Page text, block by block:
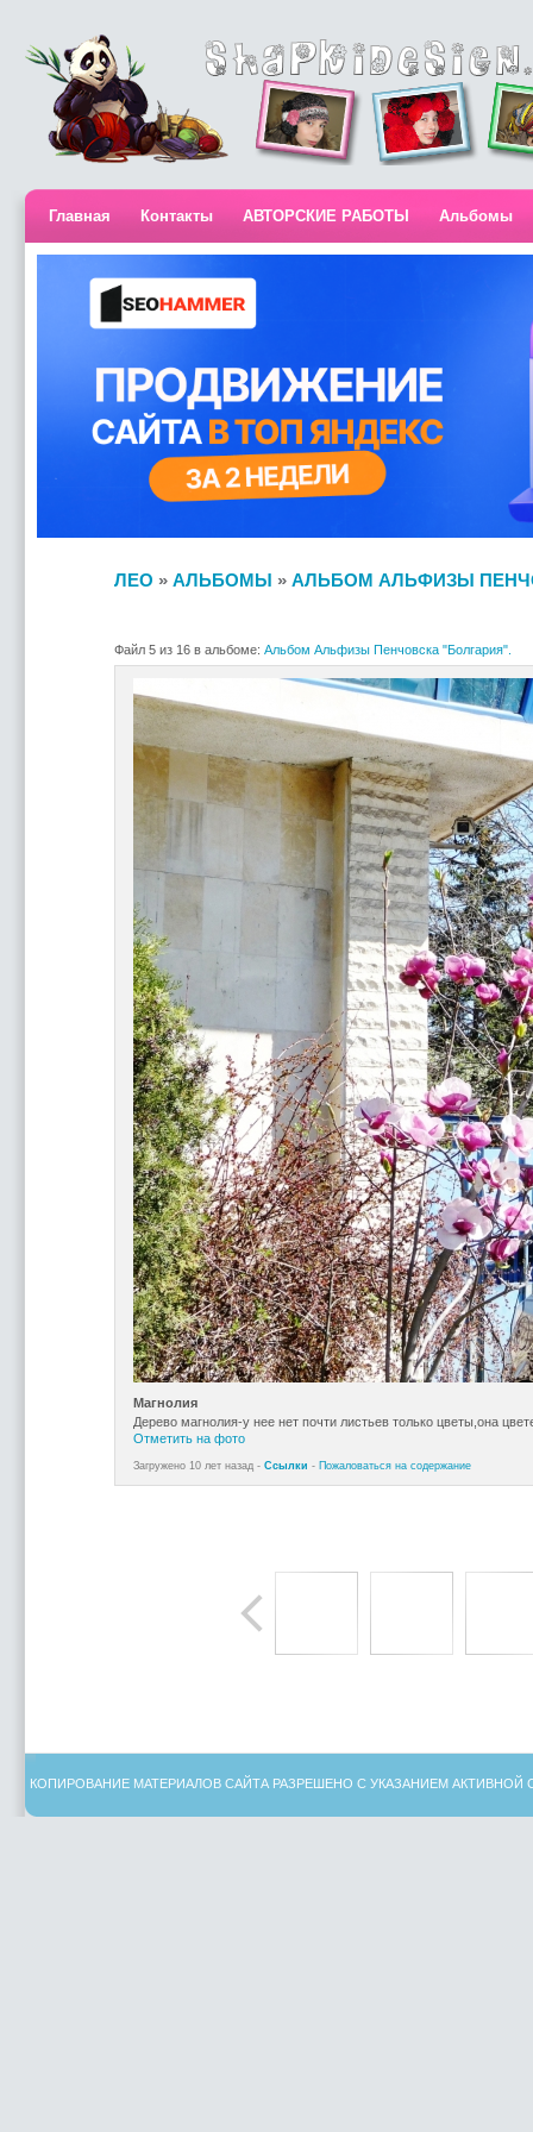
Главная Контакты АВТОРСКИЕ РАБОТЫ Альбомы
ЛЕО » АЛЬБОМЫ » АЛЬБОМ АЛЬФИЗЫ
Файл 5 из 16 в альбоме: Альбом Альфизы Пенчовска "Болгария".
Магнолия
Дерево магнолия-у нее нет почти листьев только цветы,она
Отметить на фото
Загружено 10 лет назад - Ссылки - Пожаловаться на содержание
КОПИРОВАНИЕ МАТЕРИАЛОВ САЙТА РАЗРЕШЕНО С УКАЗАНИЕМ АКТИВНОЙ